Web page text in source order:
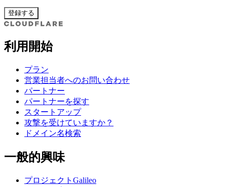
登録する
利用開始
プラン
営業担当者へのお問い合わせ
パートナー
パートナーを探す
スタートアップ
攻撃を受けていますか？
ドメイン名検索
一般的興味
プロジェクトGalileo